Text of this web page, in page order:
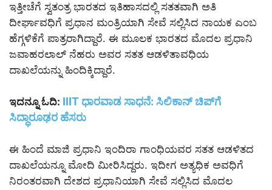
ಇತ್ತೀಚೆಗೆ ಸ್ವತಂತ್ರ ಭಾರತದ ಇತಿಹಾಸದಲ್ಲಿ ಸತತವಾಗಿ ಅತಿ
ದೀರ್ಘಾವಧಿಗೆ ಪ್ರಧಾನ ಮಂತ್ರಿಯಾಗಿ ಸೇವೆ ಸಲ್ಲಿಸಿದ ನಾಯಕ ಎಂಬ
ಹೆಗ್ಗಳಿಕೆಗೆ ಪಾತ್ರರಾಗಿದ್ದಾರೆ. ಈ ಮೂಲಕ ಭಾರತದ ಮೊದಲ ಪ್ರಧಾನಿ
ಜವಾಹರಲಾಲ್ ನೆಹರು ಅವರ ಸತತ ಆಡಳಿತಾವಧಿಯ
ದಾಖಲೆಯನ್ನು ಹಿಂದಿಕ್ಕಿದ್ದಾರೆ.
ಇದನ್ನೂ ಓದಿ: IIIT ಧಾರವಾಡ ಸಾಧನೆ: ಸಿಲಿಕಾನ್ ಚಿಪ್‌ಗೆ
ಸಿದ್ಧಾರೂಢರ ಹೆಸರು
ಈ ಹಿಂದೆ ಮಾಜಿ ಪ್ರಧಾನಿ ಇಂದಿರಾ ಗಾಂಧಿಯವರ ಸತತ ಆಡಳಿತದ
ದಾಖಲೆಯನ್ನೂ ಮೋದಿ ಮೀರಿಸಿದ್ದರು. ಇದೀಗ ಅತ್ಯಧಿಕ ಅವಧಿಗೆ
ನಿರಂತರವಾಗಿ ದೇಶದ ಪ್ರಧಾನಿಯಾಗಿ ಸೇವೆ ಸಲ್ಲಿಸಿದ ಮೊದಲ